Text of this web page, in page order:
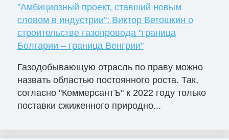
"Амбициозный проект, ставший новым
словом в индустрии": Виктор Ветошкин о
строительстве газопровода "граница
Болгарии – граница Венгрии"
Газодобывающую отрасль по праву можно
назвать областью постоянного роста. Так,
согласно "КоммерсантЪ" к 2022 году только
поставки сжиженного природно...